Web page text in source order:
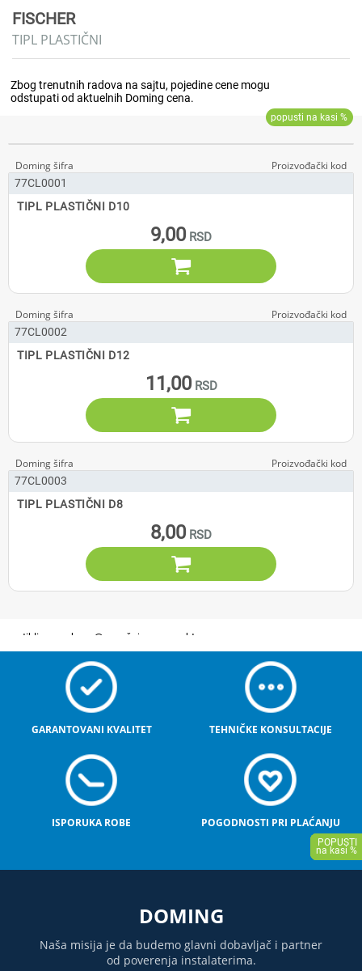
FISCHER
TIPL PLASTIČNI
77CL0001
TIPL PLASTIČNI D10
9,00

77CL0002
TIPL PLASTIČNI D12
11,00

77CL0003
TIPL PLASTIČNI D8
8,00

GARANTOVANI KVALITET TEHNIČKE KONSULTACIJE
ISPORUKA ROBE POGODNOSTI PRI PLAĆANJU
DOMING
Naša misija je da budemo glavni dobavljač i partner
od poverenja instalaterima.